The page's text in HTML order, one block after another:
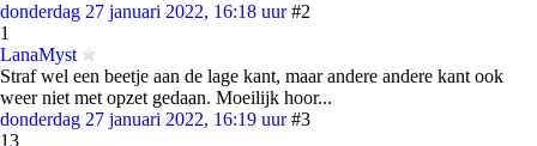
donderdag 27 januari 2022, 16:18 uur #2
1
LanaMyst
Straf wel een beetje aan de lage kant, maar andere andere kant ook
weer niet met opzet gedaan. Moeilijk hoor...
donderdag 27 januari 2022, 16:19 uur #3
13